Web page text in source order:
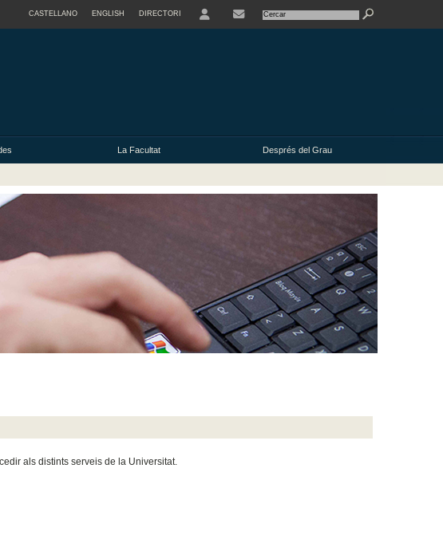
CASTELLANO ENGLISH DIRECTORI
La Facultat Després del Grau
als distints serveis de la Universitat.